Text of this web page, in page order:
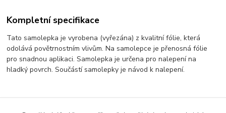
Kompletní specifikace
Tato samolepka je vyrobena (vyřezána) z kvalitní fólie, která
odolává povětrnostním vlivům. Na samolepce je přenosná fólie
pro snadnou aplikaci. Samolepka je určena pro nalepení na
hladký povrch. Součástí samolepky je návod k nalepení.